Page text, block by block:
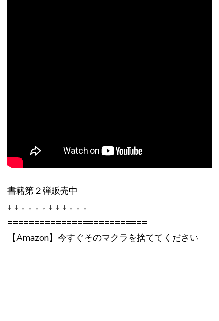
書籍第２弾販売中
↓ ↓ ↓ ↓ ↓ ↓ ↓ ↓ ↓ ↓ ↓ ↓
==========================
【Amazon】今すぐそのマクラを捨ててください